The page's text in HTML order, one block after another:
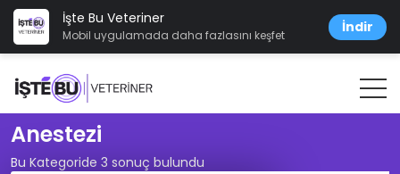
İşte Bu Veteriner
Mobil uygulamada daha fazlasını keşfet İndir
Anestezi
Bu Kategoride 3 sonuç bulundu